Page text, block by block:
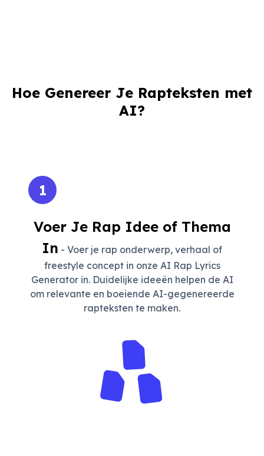
Hoe Genereer Je Rapteksten met
AI?
1
Voer Je Rap Idee of Thema
In - Voer je rap onderwerp, verhaal of
freestyle concept in onze AI Rap Lyrics
Generator in. Duidelijke ideeën helpen de AI
om relevante en boeiende AI-gegenereerde
rapteksten te maken.